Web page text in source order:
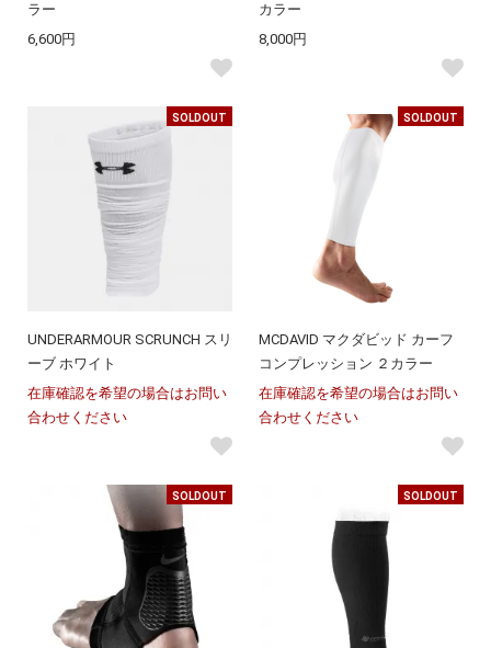
ラー
6,600円
カラー
8,000円
SOLDOUT
UNDERARMOUR SCRUNCH スリ
ーブ ホワイト
在庫確認を希望の場合はお問い
合わせください
SOLDOUT
MCDAVID マクダビッド カーフ
コンプレッション ２カラー
在庫確認を希望の場合はお問い
合わせください
SOLDOUT SOLDOUT